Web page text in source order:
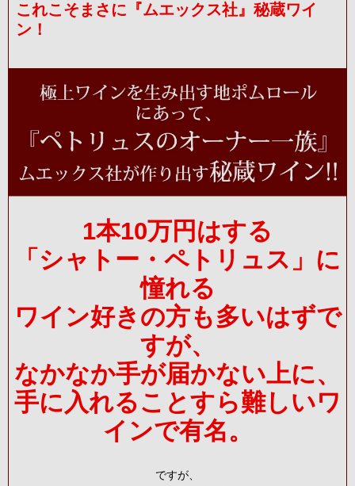
これこそまさに『ムエックス社』秘蔵ワイ
ン！
1本10万円はする
「シャトー・ペトリュス」に
憧れる
ワイン好きの方も多いはずで
すが、
なかなか手が届かない上に、
手に入れることすら難しいワ
インで有名。
ですが、